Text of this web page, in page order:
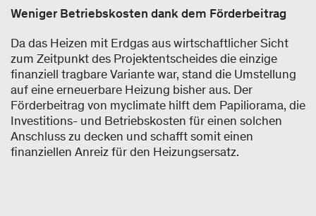
Weniger Betriebskosten dank dem Förderbeitrag
Da das Heizen mit Erdgas aus wirtschaftlicher Sicht
zum Zeitpunkt des Projektentscheides die einzige
finanziell tragbare Variante war, stand die Umstellung
auf eine erneuerbare Heizung bisher aus. Der
Förderbeitrag von myclimate hilft dem Papiliorama, die
Investitions- und Betriebskosten für einen solchen
Anschluss zu decken und schafft somit einen
finanziellen Anreiz für den Heizungsersatz.